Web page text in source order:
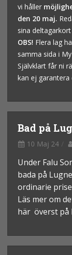
vi håller
den 20 maj.
sina
OBS! Flera lag
samma sida i
Självklart får ni
kan ej
Bad på
10 Maj 24
Under Falu
bada på
ordinarie
Läs mer om
här överst på